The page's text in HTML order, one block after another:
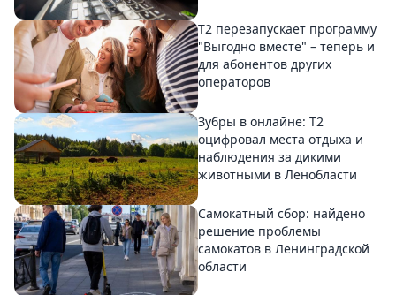
Т2 перезапускает программу
"Выгодно вместе" – теперь и
для абонентов других
операторов
Зубры в онлайне: Т2
оцифровал места отдыха и
наблюдения за дикими
животными в Ленобласти
Самокатный сбор: найдено
решение проблемы
самокатов в Ленинградской
области